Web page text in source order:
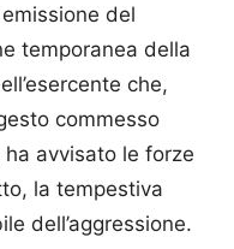
del
temporanea della
che,
commesso
ha avvisato le forze
la tempestiva
dell’aggressione.